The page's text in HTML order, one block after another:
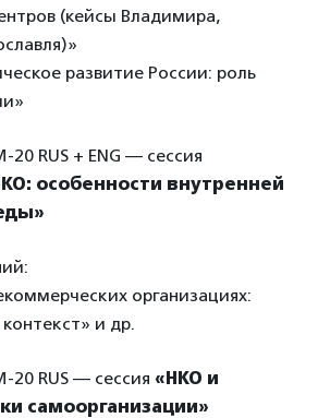
(кейсы Владимира,
развитие России: роль
20 RUS + ENG — сеccия
особенности внутренней
организациях:
и др.
20 RUS — сеccия «НКО и
самоорганизации»